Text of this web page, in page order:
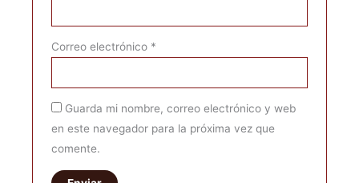
Correo electrónico *
Guarda mi nombre, correo electrónico y web
en este navegador para la próxima vez que
comente.